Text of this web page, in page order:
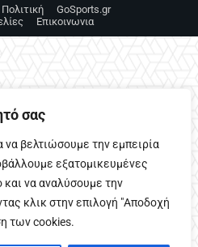
σας
να βελτιώσουμε την εμπειρία
εξατομικευμένες
και να αναλύσουμε την
κλικ στην επιλογή "Αποδοχή
των cookies.
Πολιτική
GoSports.gr
Επικοινωνια